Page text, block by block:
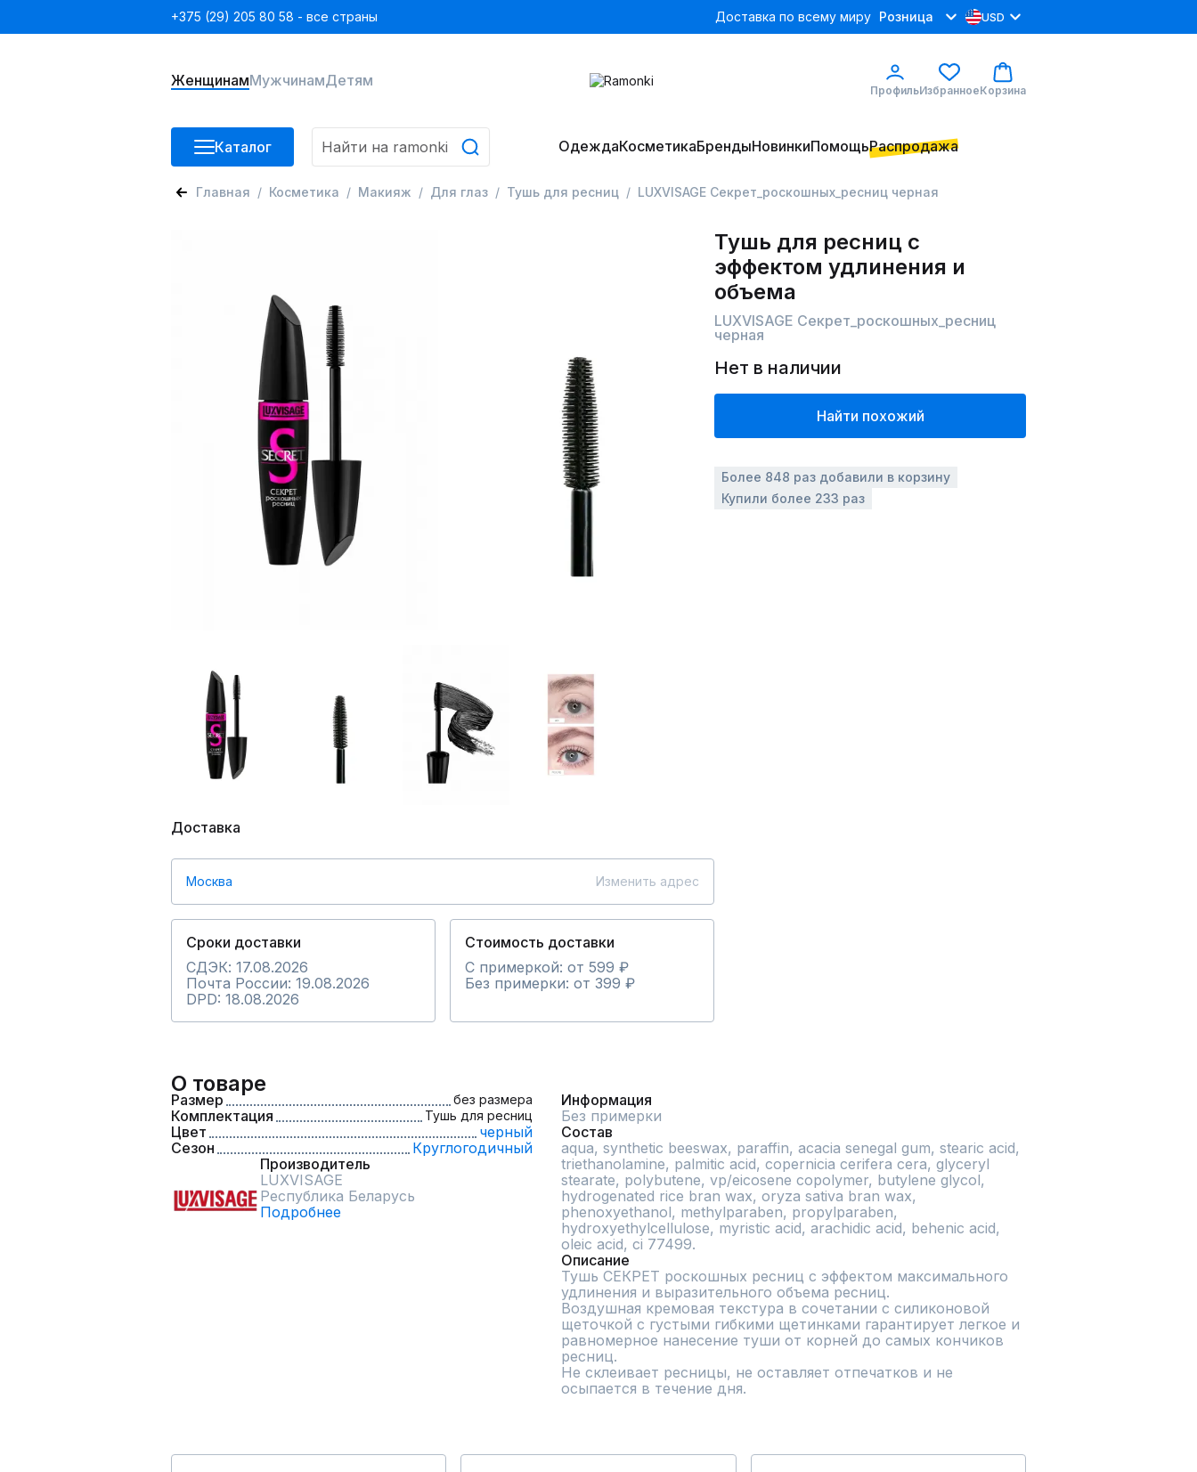
+375 (29) 205 80 58 - все страны Доставка по всему миру Розница USD
ЖенщинамМужчинамДетям
ПрофильИзбранноеКорзина
Каталог ОдеждаКосметикаБрендыНовинкиПомощьРаспродажа
Главная Косметика Макияж Для глаз Тушь для ресниц LUXVISAGE Секрет_роскошных_ресниц черная
Доставка
Москва Изменить адрес
Сроки доставки
СДЭК: 17.08.2026
Почта России: 19.08.2026
DPD: 18.08.2026
Стоимость доставки
С примеркой: от 599 ₽
Без примерки: от 399 ₽
Тушь для ресниц с
эффектом удлинения и
объема
LUXVISAGE Секрет_роскошных_ресниц
черная
Нет в наличии
Найти похожий
Более 848 раз добавили в корзину
Купили более 233 раз
О товаре
Размер без размера
Комплектация Тушь для ресниц
Цвет
черный
Сезон
Круглогодичный
Производитель
LUXVISAGE
Республика Беларусь
Подробнее
Информация
Без примерки
Состав
aqua, synthetic beeswax, paraffin, acacia senegal gum, stearic acid,
triethanolamine, palmitic acid, copernicia cerifera cera, glyceryl
stearate, polybutene, vp/eicosene copolymer, butylene glycol,
hydrogenated rice bran wax, oryza sativa bran wax,
phenoxyethanol, methylparaben, propylparaben,
hydroxyethylcellulose, myristic acid, arachidic acid, behenic acid,
oleic acid, ci 77499.
Описание
Тушь СЕКРЕТ роскошных ресниц с эффектом максимального
удлинения и выразительного объема ресниц.
Воздушная кремовая текстура в сочетании с силиконовой
щеточкой с густыми гибкими щетинками гарантирует легкое и
равномерное нанесение туши от корней до самых кончиков
ресниц.
Не склеивает ресницы, не оставляет отпечатков и не
осыпается в течение дня.